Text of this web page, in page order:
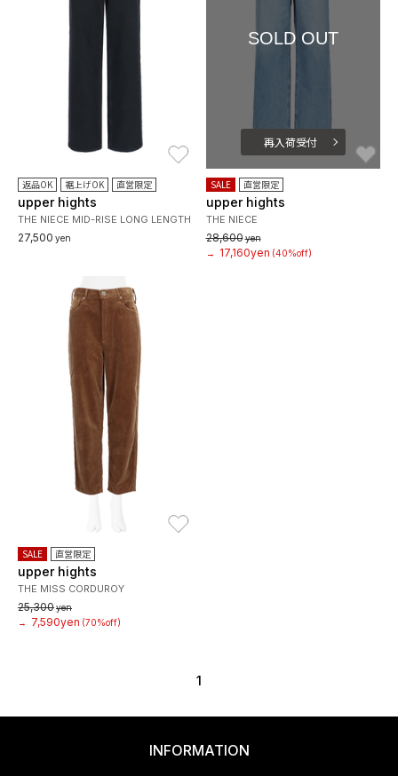
返品OK 裾上げOK 直営限定
upper hights
THE NIECE MID-RISE LONG LENGTH
27,500 yen
SOLD OUT
再入荷受付
SALE 直営限定
upper hights
THE NIECE
28,600yen
→
17,160yen (40%off)
SALE 直営限定
upper hights
THE MISS CORDUROY
25,300yen
→
7,590yen (70%off)
1
INFORMATION